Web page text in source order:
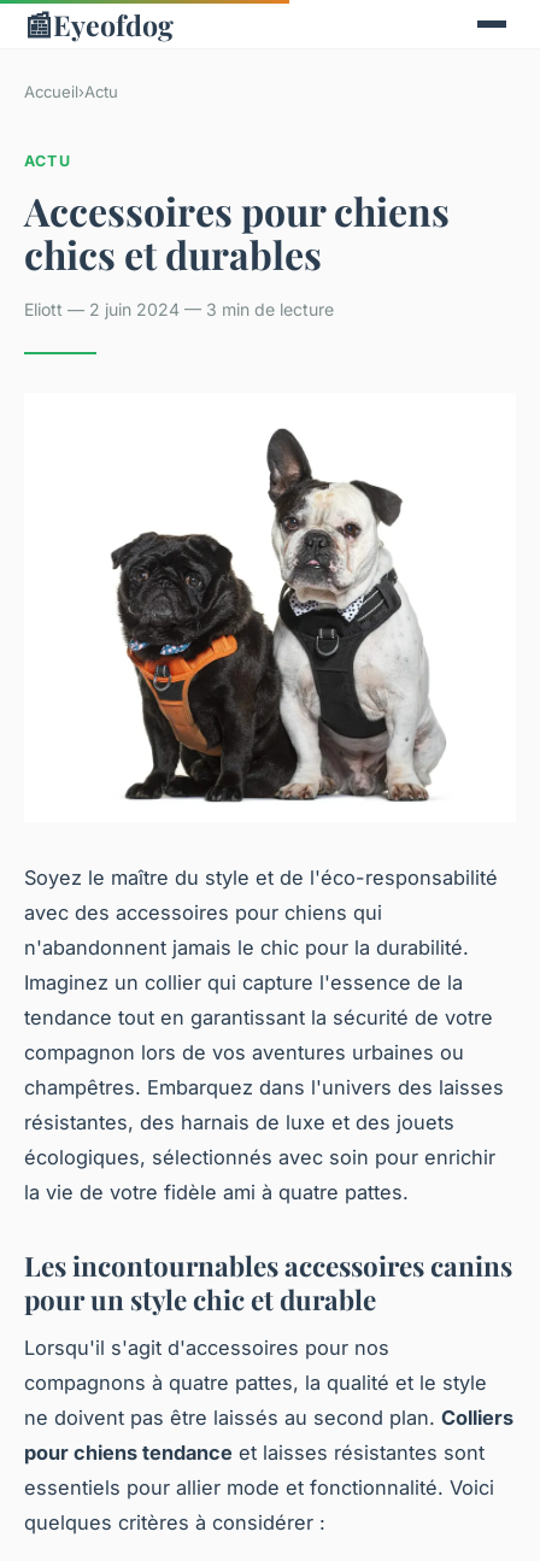
📰Eyeofdog
Accueil›Actu
ACTU
Accessoires pour chiens
chics et durables
Eliott — 2 juin 2024 — 3 min de lecture
Soyez le maître du style et de l'éco-responsabilité
avec des accessoires pour chiens qui
n'abandonnent jamais le chic pour la durabilité.
Imaginez un collier qui capture l'essence de la
tendance tout en garantissant la sécurité de votre
compagnon lors de vos aventures urbaines ou
champêtres. Embarquez dans l'univers des laisses
résistantes, des harnais de luxe et des jouets
écologiques, sélectionnés avec soin pour enrichir
la vie de votre fidèle ami à quatre pattes.
Les incontournables accessoires canins
pour un style chic et durable
Lorsqu'il s'agit d'accessoires pour nos
compagnons à quatre pattes, la qualité et le style
ne doivent pas être laissés au second plan. Colliers
pour chiens tendance et laisses résistantes sont
essentiels pour allier mode et fonctionnalité. Voici
quelques critères à considérer :